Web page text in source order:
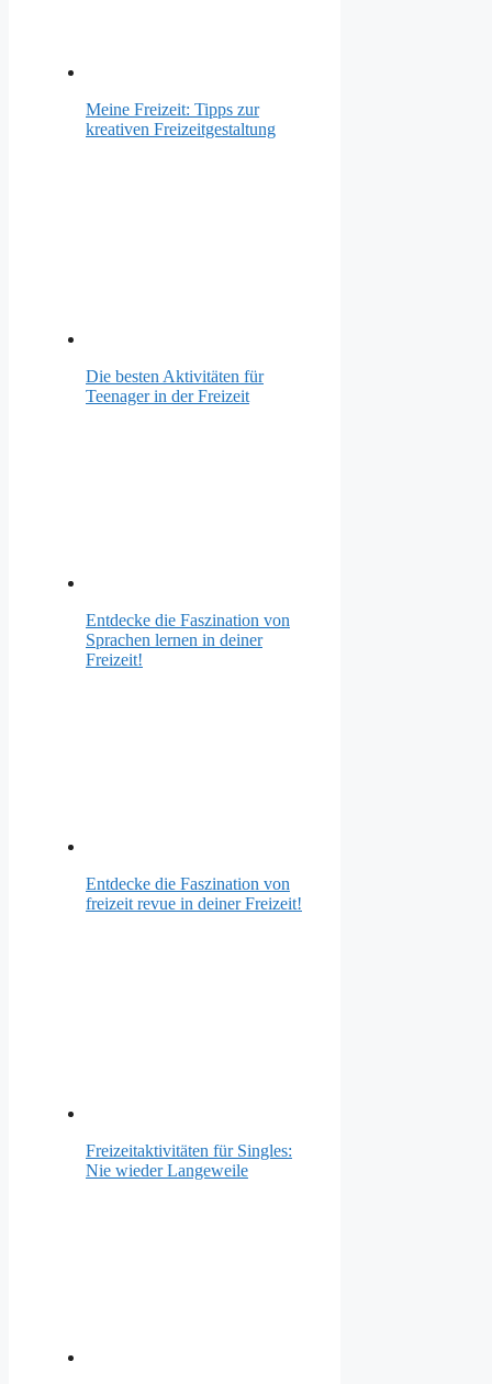
Meine Freizeit: Tipps zur
kreativen Freizeitgestaltung
Die besten Aktivitäten für
Teenager in der Freizeit
Entdecke die Faszination von
Sprachen lernen in deiner
Freizeit!
Entdecke die Faszination von
freizeit revue in deiner Freizeit!
Freizeitaktivitäten für Singles:
Nie wieder Langeweile